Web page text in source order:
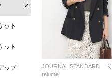
ット
ット
ップ
JOURNAL STANDARD
relume